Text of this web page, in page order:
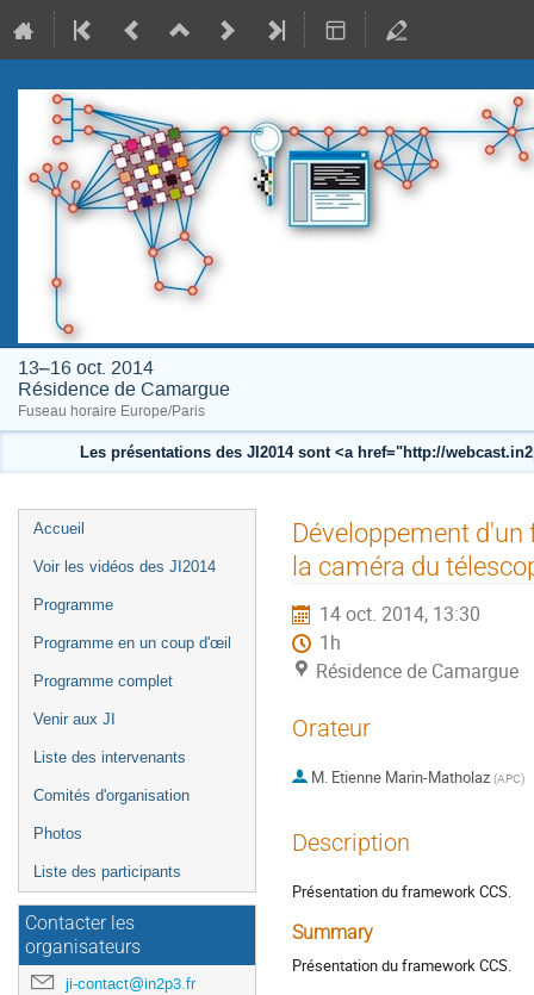
13–16 oct. 2014
Résidence de Camargue
Fuseau horaire Europe/Paris
Les présentations des JI2014 sont <a href="http://
Menu
de
Accueil
Voir les vidéos des JI2014
Programme
Programme en un coup d'œil
Programme complet
Venir aux JI
Liste des intervenants
Comités d'organisation
Photos
Liste des participants
Contacter les
organisateurs
ji-contact@in2p3.fr
Développement
la caméra du
14 oct. 2014, 13:30
1h
Résidence de Camargue
Orateur
M. Etienne Marin-Matholaz (APC)
Description
Présentation du framework CCS.
Summary
Présentation du framework CCS.